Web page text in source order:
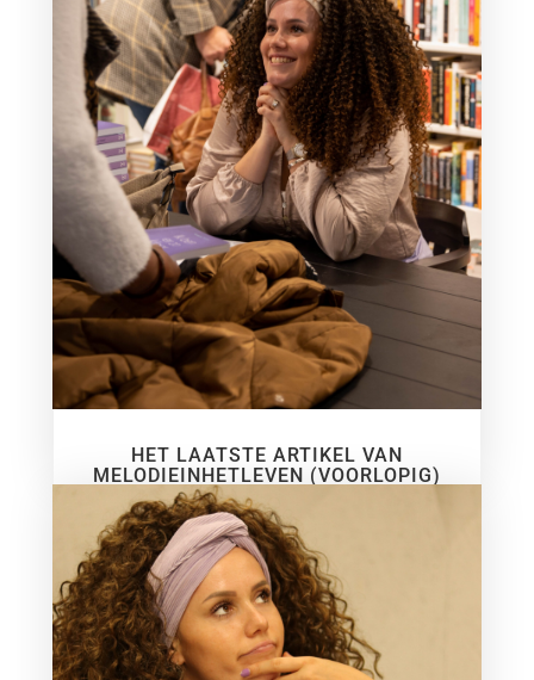
HET LAATSTE ARTIKEL VAN
MELODIEINHETLEVEN (VOORLOPIG)